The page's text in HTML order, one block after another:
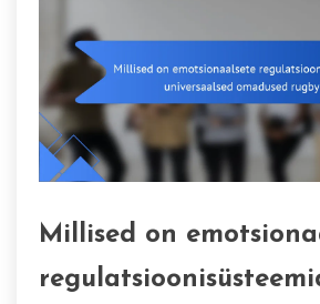
Millised on